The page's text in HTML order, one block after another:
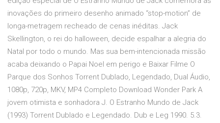
inovações do primeiro desenho animado “stop-motion” de
longa-metragem recheado de cenas inéditas. Jack
Skellington, o rei do halloween, decide espalhar a alegria do
Natal por todo o mundo. Mas sua bem-intencionada missão
acaba deixando o Papai Noel em perigo e Baixar Filme O
Parque dos Sonhos Torrent Dublado, Legendado, Dual Áudio,
1080p, 720p, MKV, MP4 Completo Download Wonder Park A
jovem otimista e sonhadora J. O Estranho Mundo de Jack
(1993) Torrent Dublado e Legendado. Dub e Leg 1990. 5.3.